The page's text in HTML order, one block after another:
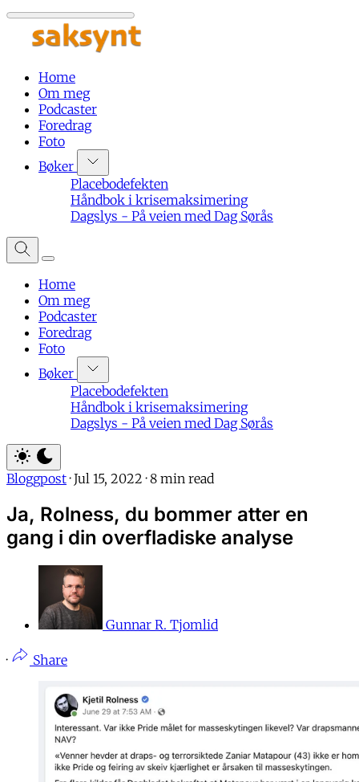
Home
Om meg
Podcaster
Foredrag
Foto
Bøker
Placebodefekten
Håndbok i krisemaksimering
Dagslys - På veien med Dag Sørås
Home
Om meg
Podcaster
Foredrag
Foto
Bøker
Placebodefekten
Håndbok i krisemaksimering
Dagslys - På veien med Dag Sørås
Bloggpost · Jul 15, 2022 · 8 min read
Ja, Rolness, du bommer atter en
gang i din overfladiske analyse
Gunnar R. Tjomlid
· Share